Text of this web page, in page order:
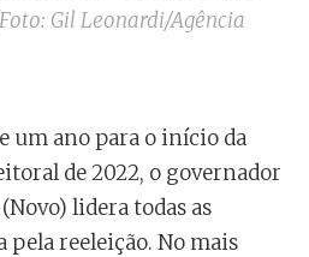
Gil Leonardi/Agência
um ano para o início da
de 2022, o governador
lidera todas as
pela reeleição. No mais